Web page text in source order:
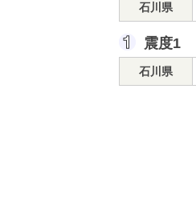
石川県
震度1
石川県